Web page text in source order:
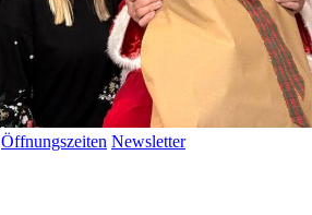
Öffnungszeiten Newsletter